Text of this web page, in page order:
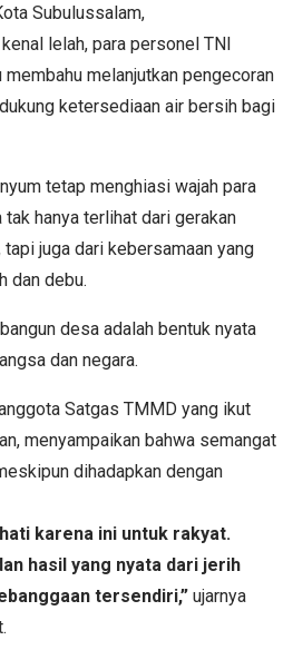
Subulussalam,
lelah, para personel TNI
melanjutkan pengecoran
ketersediaan air bersih bagi
tetap menghiasi wajah para
hanya terlihat dari gerakan
juga dari kebersamaan yang
dan debu.
desa adalah bentuk nyata
dan negara.
Satgas TMMD yang ikut
menyampaikan bahwa semangat
dihadapkan dengan
karena ini untuk rakyat.
hasil yang nyata dari jerih
tersendiri,” ujarnya